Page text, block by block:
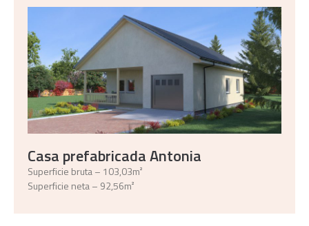
Casa prefabricada Antonia
Superficie bruta – 103,03m²
Superficie neta – 92,56m²